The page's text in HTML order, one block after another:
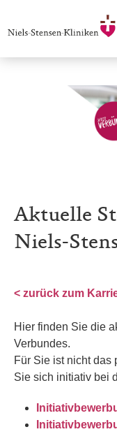
Aktuelle
Niels-
< zurück zum
Hier finden Sie die
Verbundes.
Für Sie ist nicht das
Sie sich initiativ bei